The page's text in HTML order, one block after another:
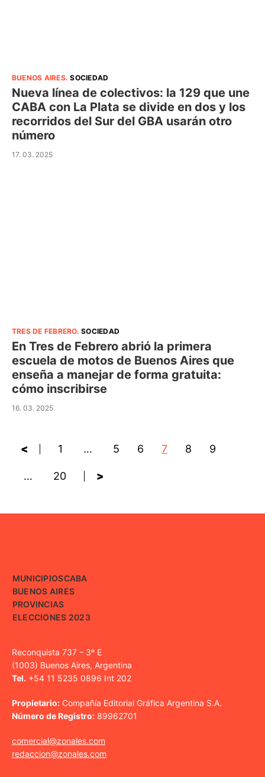
BUENOS AIRES.SOCIEDAD
Nueva línea de colectivos: la 129 que une
CABA con La Plata se divide en dos y los
recorridos del Sur del GBA usarán otro
número
17. 03. 2025
TRES DE FEBRERO.SOCIEDAD
En Tres de Febrero abrió la primera
escuela de motos de Buenos Aires que
enseña a manejar de forma gratuita:
cómo inscribirse
16. 03. 2025
< 1 … 5 6 7 8 9
… 20 >
MUNICIPIOSCABA
BUENOS AIRES
PROVINCIAS
ELECCIONES 2023
Reconquista 737 – 3º E
(1003) Buenos Aires, Argentina
Tel. +54 11 5235 0896 Int 202
Propietario: Compañía Editorial Gráfica Argentina S.A.
Número de Registro: 89962701
comercial@zonales.com
redaccion@zonales.com